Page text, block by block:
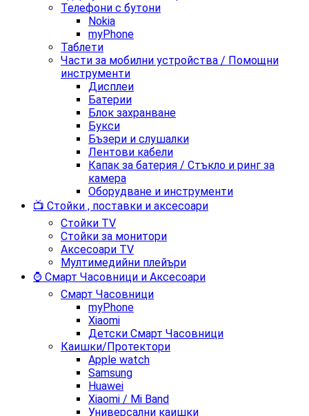
Телефони с бутони
Nokia
myPhone
Таблети
Части за мобилни устройства / Помощни
инструменти
Дисплеи
Батерии
Блок захранване
Букси
Бъзери и слушалки
Лентови кабели
Капак за батерия / Стъкло и ринг за
камера
Оборудване и инструменти
📺 Стойки , поставки и аксесоари
Стойки TV
Стойки за монитори
Аксесоари TV
Мултимедийни плейъри
⌚ Смарт Часовници и Аксесоари
Смарт Часовници
myPhone
Xiaomi
Детски Смарт Часовници
Каишки/Протектори
Apple watch
Samsung
Huawei
Xiaomi / Mi Band
Универсални каишки